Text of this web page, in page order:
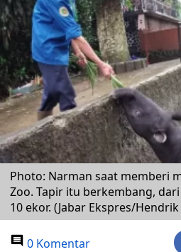
Photo: Narman saat memberi
Zoo. Tapir itu berkembang,
10 ekor. (Jabar Ekspres/
0 Komentar